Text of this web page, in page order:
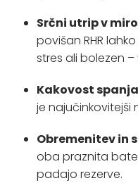
Srčni utrip v
povišan RHR
stres ali bolezen
Kakovost
je najučinkovitejši
Obremenitev in
oba praznita
padajo rezerve.